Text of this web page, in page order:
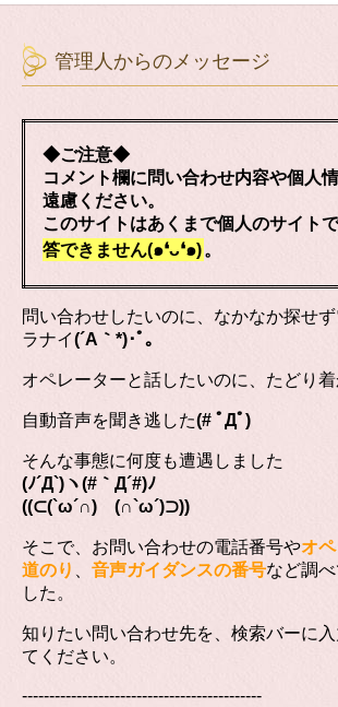
管理人からのメッセージ
◆ご注意◆
コメント欄に問い合わせ内容や個人
遠慮ください。
このサイトはあくまで個人のサイトで
答できません(๑❛ᴗ❛๑)。
問い合わせしたいのに、なかなか探せ
ラナイ(´A｀*)･ﾟ｡
オペレーターと話したいのに、たどり
自動音声を聞き逃した(# ﾟДﾟ)
そんな事態に何度も遭遇しました
(ﾉ´Д`)ヽ(#｀Д´#)ﾉ
((⊂(`ω´∩) (∩`ω´)⊃))
そこで、お問い合わせの電話番号やオ
道のり
音声ガイダンスの番号など調
した。
知りたい問い合わせ先を、検索バーに
てください。
--------------------------------------------